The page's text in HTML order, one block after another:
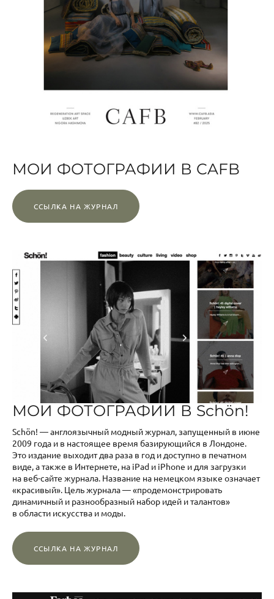
МОИ ФОТОГРАФИИ В CAFB
ССЫЛКА НА ЖУРНАЛ
МОИ ФОТОГРАФИИ В Schön!
Schön! — англоязычный модный журнал, запущенный в июне
2009 года и в настоящее время базирующийся в Лондоне.
Это издание выходит два раза в год и доступно в печатном
виде, а также в Интернете, на iPad и iPhone и для загрузки
на веб-сайте журнала. Название на немецком языке означает
«красивый». Цель журнала — «продемонстрировать
динамичный и разнообразный набор идей и талантов»
в области искусства и моды.
ССЫЛКА НА ЖУРНАЛ